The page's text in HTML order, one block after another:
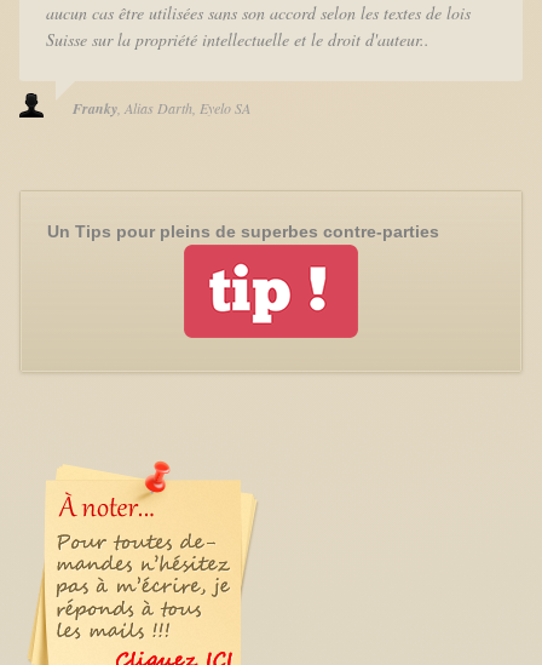
aucun cas être utilisées sans son accord selon les textes de lois
Suisse sur la propriété intellectuelle et le droit d'auteur..
Franky Alias Darth Eyelo SA
Un Tips pour pleins de superbes contre-parties